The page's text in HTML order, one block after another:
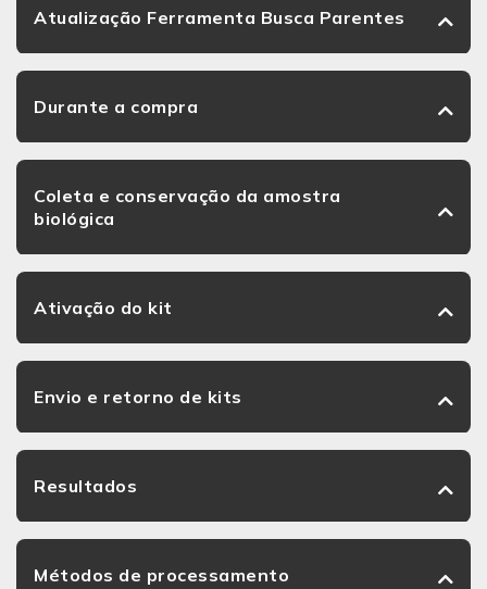
Atualização Ferramenta Busca Parentes
Durante a compra
Coleta e conservação da amostra
biológica
Ativação do kit
Envio e retorno de kits
Resultados
Métodos de processamento